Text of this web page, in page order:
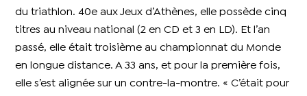
du triathlon. 40e aux Jeux d’Athènes, elle possède cinq
titres au niveau national (2 en CD et 3 en LD). Et l’an
passé, elle était troisième au championnat du Monde
en longue distance. A 33 ans, et pour la première fois,
elle s’est alignée sur un contre-la-montre. « C’était pour